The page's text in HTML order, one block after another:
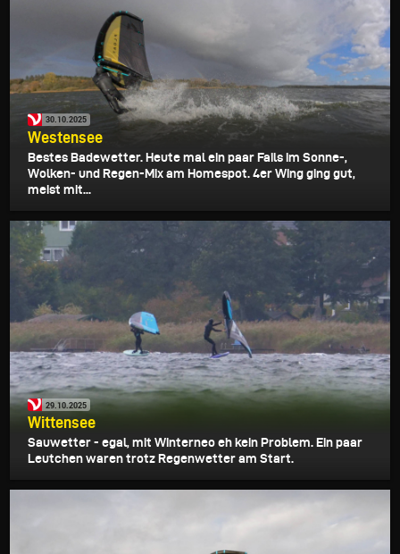
30.10.2025
Westensee
Bestes Badewetter. Heute mal ein paar Fails im Sonne-,
Wolken- und Regen-Mix am Homespot. 4er Wing ging gut,
meist mit...
29.10.2025
Wittensee
Sauwetter - egal, mit Winterneo eh kein Problem. Ein paar
Leutchen waren trotz Regenwetter am Start.